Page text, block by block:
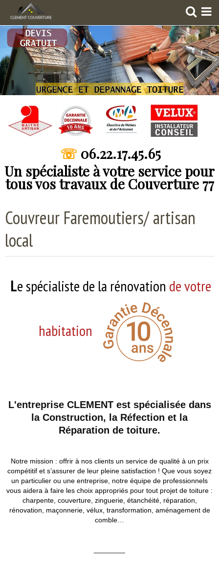
☏ 06.22.17.45.65
Un spécialiste à votre service pour
tous vos travaux de Couverture 77
Accueil
Nos réalisations
Décapage
Charpente
Gouttières Zinc & PVC
Isolation
Peinture
Zinguerie
Etanchéité
Pose pergola
Couvreur Faremoutiers/ artisan
local
Le spécialiste de la rénovation de votre
habitation
L'entreprise CLEMENT est spécialisée dans
la Construction, la Réfection et la
Réparation de toiture.
Notre mission : offrir à nos clients un service de qualité à un prix
compétitif et s’assurer de leur pleine satisfaction ! Que vous soyez
un particulier ou une entreprise, notre équipe de professionnels
vous aidera à faire les choix appropriés pour tout projet de toiture :
charpente, couverture, zinguerie, étanchéité, réparation,
rénovation, maçonnerie, vélux, transformation, aménagement de
comble…